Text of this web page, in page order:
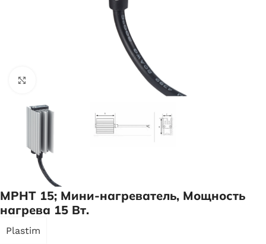
Нажмите, чтобы увеличить
MPHT 15; Мини-нагреватель, Мощность
нагрева 15 Вт.
Plastim